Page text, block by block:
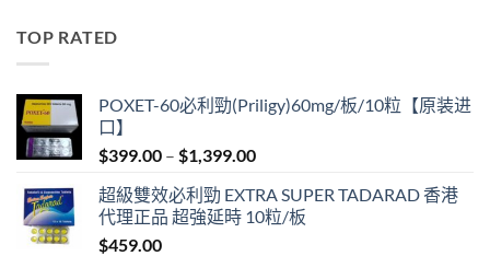
TOP RATED
POXET-60必利勁(Priligy)60mg/板/10粒【原装进
口】
$399.00 – $1,399.00Price
$399.00
through
超級雙效必利勁 EXTRA SUPER TADARAD 香港
代理正品 超強延時 10粒/板
$459.00